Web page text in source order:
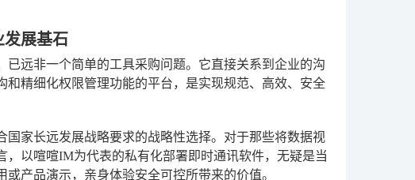
展基石
远非一个简单的工具采购问题。它直接关系到企业的沟
精细化权限管理功能的平台，是实现规范、高效、安全
家长远发展战略要求的战略性选择。对于那些将数据视
以喧喧IM为代表的私有化部署即时通讯软件，无疑是当
产品演示，亲身体验安全可控所带来的价值。